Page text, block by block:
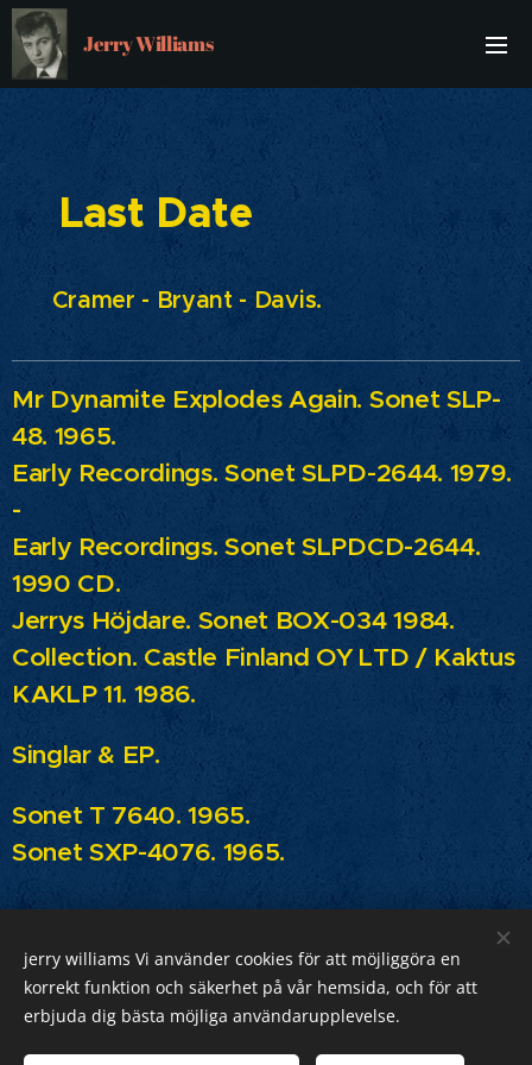
Jerry Williams
Last Date
Cramer - Bryant - Davis.
Mr Dynamite Explodes Again. Sonet SLP-
48. 1965.
Early Recordings.Sonet SLPD-2644. 1979.
-
Early Recordings.Sonet SLPDCD-2644.
1990 CD.
Jerrys Höjdare. Sonet BOX-034 1984.
Collection. Castle Finland OY LTD / Kaktus
KAKLP 11. 1986.
Singlar & EP.
Sonet T 7640. 1965.
Sonet SXP-4076. 1965.
Jerry Williams
Sveriges Rock Kung.
jerry williams Vi använder cookies för att möjliggöra en
korrekt funktion och säkerhet på vår hemsida, och för att
erbjuda dig bästa möjliga användarupplevelse.